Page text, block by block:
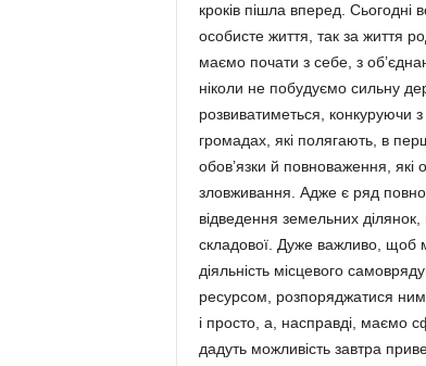
кроків пішла вперед. Сьогодні
особисте життя, так за життя
маємо почати з себе, з
ніколи не побуду­ємо сильну
розвиватиметься, конкуруючи
грома­дах, які полягають, в
обов’язки й повноваження, які
зловживання. Адже є ряд
відведення земельних ділянок,
складової. Дуже важливо, щоб
діяльність місцевого
ресурсом, розпоряджатися
і просто, а, насправді, маємо
дадуть можливість завтра